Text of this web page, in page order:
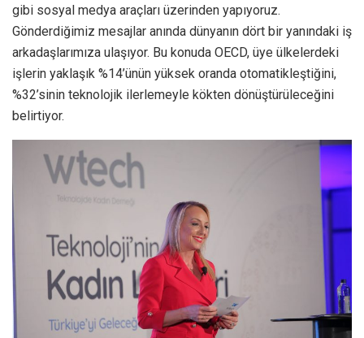
gibi sosyal medya araçları üzerinden yapıyoruz.
Gönderdiğimiz mesajlar anında dünyanın dört bir yanındaki iş
arkadaşlarımıza ulaşıyor. Bu konuda OECD, üye ülkelerdeki
işlerin yaklaşık %14’ünün yüksek oranda otomatikleştiğini,
%32’sinin teknolojik ilerlemeyle kökten dönüştürüleceğini
belirtiyor.